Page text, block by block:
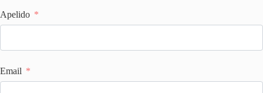
Apelido
Email